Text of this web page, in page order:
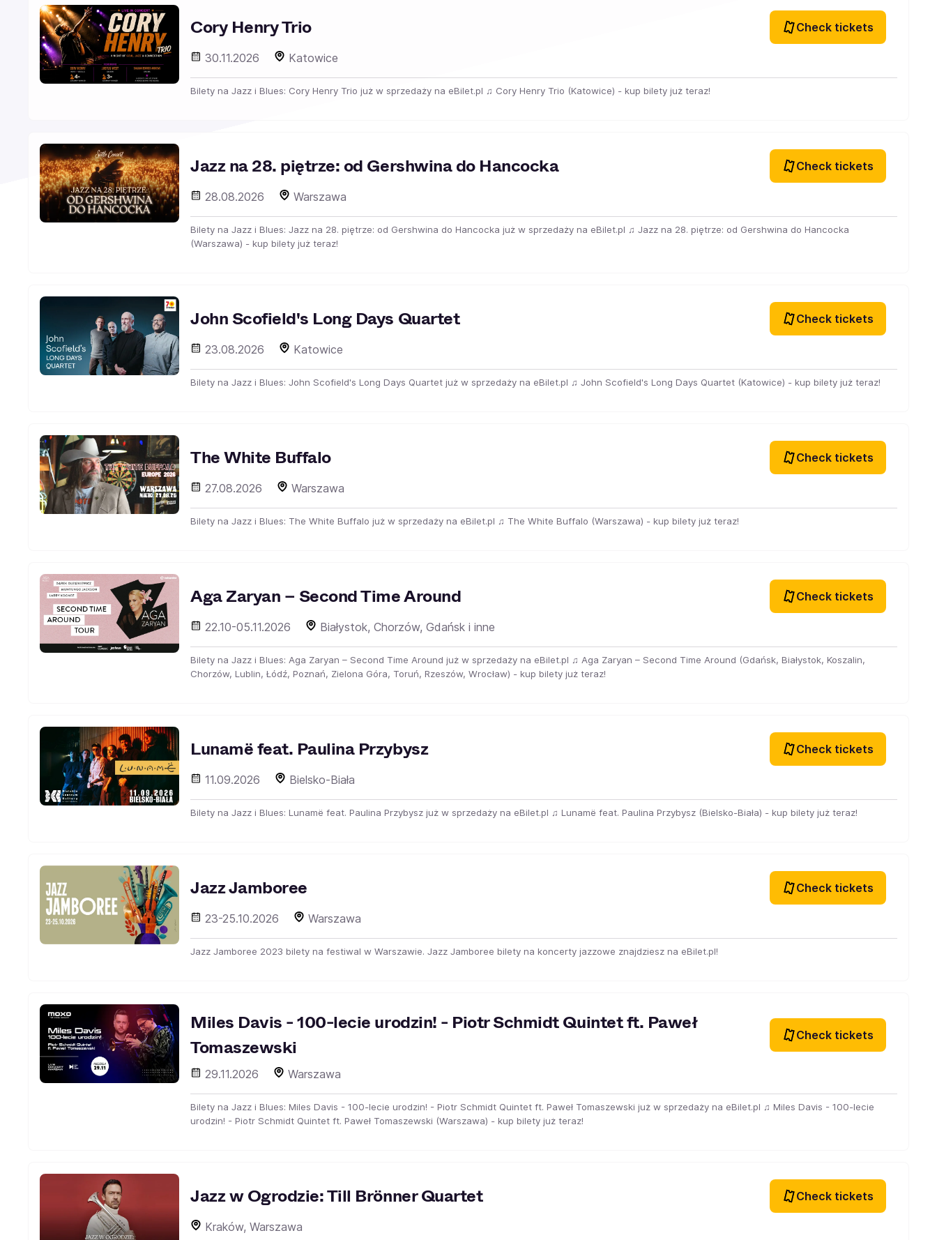
Cory Henry Trio Check tickets
30.11.2026 Katowice
Bilety na Jazz i Blues: Cory Henry Trio już w sprzedaży na eBilet.pl ♫ Cory Henry Trio (Katowice) - kup bilety już teraz!
Jazz na 28. piętrze: od Gershwina do Hancocka Check tickets
28.08.2026 Warszawa
Bilety na Jazz i Blues: Jazz na 28. piętrze: od Gershwina do Hancocka już w sprzedaży na eBilet.pl ♫ Jazz na 28. piętrze: od Gershwina do Hancocka
(Warszawa) - kup bilety już teraz!
John Scofield's Long Days Quartet Check tickets
23.08.2026 Katowice
Bilety na Jazz i Blues: John Scofield's Long Days Quartet już w sprzedaży na eBilet.pl ♫ John Scofield's Long Days Quartet (Katowice) - kup bilety już teraz!
The White Buffalo Check tickets
27.08.2026 Warszawa
Bilety na Jazz i Blues: The White Buffalo już w sprzedaży na eBilet.pl ♫ The White Buffalo (Warszawa) - kup bilety już teraz!
Aga Zaryan – Second Time Around Check tickets
22.10-05.11.2026 Białystok, Chorzów, Gdańsk i inne
Bilety na Jazz i Blues: Aga Zaryan – Second Time Around już w sprzedaży na eBilet.pl ♫ Aga Zaryan – Second Time Around (Gdańsk, Białystok, Koszalin,
Chorzów, Lublin, Łódź, Poznań, Zielona Góra, Toruń, Rzeszów, Wrocław) - kup bilety już teraz!
Lunamë feat. Paulina Przybysz Check tickets
11.09.2026 Bielsko-Biała
Bilety na Jazz i Blues: Lunamë feat. Paulina Przybysz już w sprzedaży na eBilet.pl ♫ Lunamë feat. Paulina Przybysz (Bielsko-Biała) - kup bilety już teraz!
Jazz Jamboree Check tickets
23-25.10.2026 Warszawa
Jazz Jamboree 2023 bilety na festiwal w Warszawie. Jazz Jamboree bilety na koncerty jazzowe znajdziesz na eBilet.pl!
Miles Davis - 100-lecie urodzin! - Piotr Schmidt Quintet ft. Paweł
Tomaszewski
Check tickets
29.11.2026 Warszawa
Bilety na Jazz i Blues: Miles Davis - 100-lecie urodzin! - Piotr Schmidt Quintet ft. Paweł Tomaszewski już w sprzedaży na eBilet.pl ♫ Miles Davis - 100-lecie
urodzin! - Piotr Schmidt Quintet ft. Paweł Tomaszewski (Warszawa) - kup bilety już teraz!
Jazz w Ogrodzie: Till Brönner Quartet Check tickets
Kraków, Warszawa